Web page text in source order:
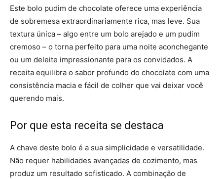
Este bolo pudim de chocolate oferece uma experiência
de sobremesa extraordinariamente rica, mas leve. Sua
textura única – algo entre um bolo arejado e um pudim
cremoso – o torna perfeito para uma noite aconchegante
ou um deleite impressionante para os convidados. A
receita equilibra o sabor profundo do chocolate com uma
consistência macia e fácil de colher que vai deixar você
querendo mais.
Por que esta receita se destaca
A chave deste bolo é a sua simplicidade e versatilidade.
Não requer habilidades avançadas de cozimento, mas
produz um resultado sofisticado. A combinação de